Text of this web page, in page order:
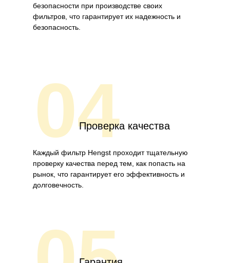
безопасности при производстве своих
фильтров, что гарантирует их надежность и
безопасность.
04Проверка качества
Каждый фильтр Hengst проходит тщательную
проверку качества перед тем, как попасть на
рынок, что гарантирует его эффективность и
долговечность.